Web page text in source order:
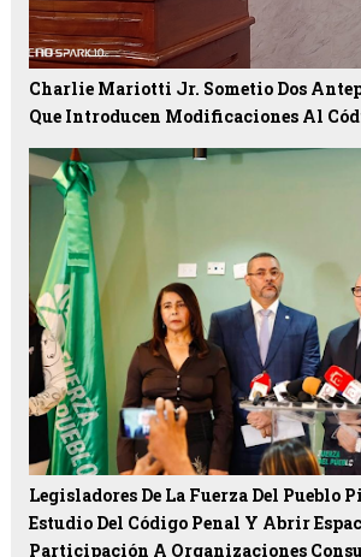
Charlie Mariotti Jr. Sometio Dos
Que Introducen Modificaciones Al
Legisladores De La Fuerza Del Pueblo
Estudio Del Código Penal Y Abrir
Participación A Organizaciones